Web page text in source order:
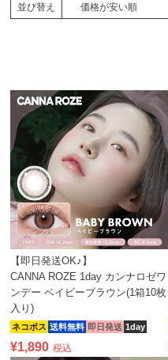
並び替え 価格が安い順
【即日発送OK♪】
CANNA ROZE 1day カンナロゼワ
ンデー ベイビーブラウン(1箱10枚
入り)
ネコポス 送料無料 即日発送 1day
¥1,890 税込